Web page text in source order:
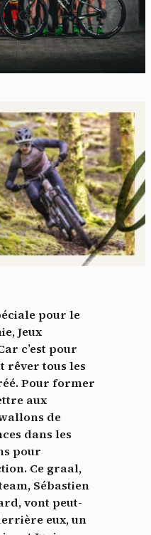
pour le
Jeux
c’est pour
rêver tous les
Pour former
aux
de
dans les
pour
Ce graal,
Sébastien
vont peut-
eux, un